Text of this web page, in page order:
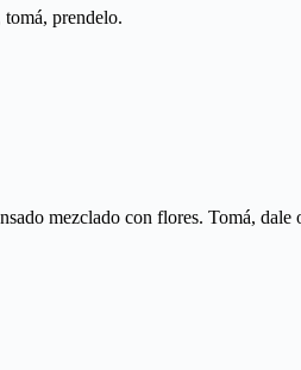
prendelo.
mezclado con flores. Tomá, dale